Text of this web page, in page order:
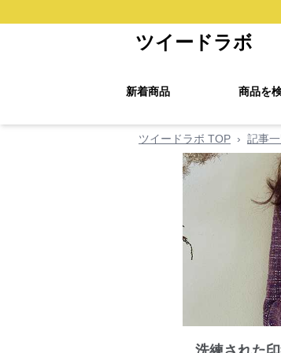
ツイードラボ
新着商品 商品を
ツイードラボ TOP › 記事